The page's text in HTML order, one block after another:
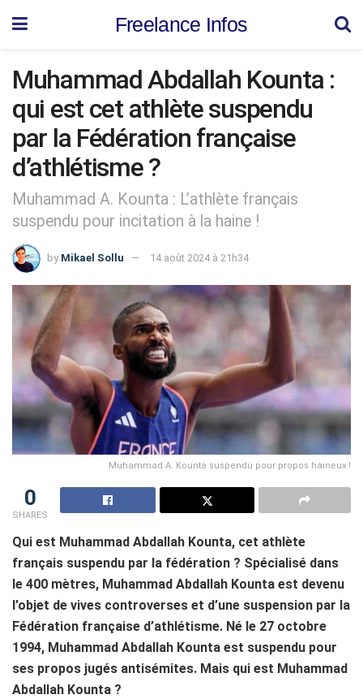
Freelance Infos
Muhammad Abdallah Kounta :
qui est cet athlète suspendu
par la Fédération française
d’athlétisme ?
Muhammad A. Kounta : L’athlète français
suspendu pour incitation à la haine !
by Mikael Sollu 14 août 2024 à 21h34
Muhammad A. Kounta suspendu pour propos haineux !
0
SHARES
Qui est Muhammad Abdallah Kounta, cet athlète
français suspendu par la fédération ? Spécialisé dans
le 400 mètres, Muhammad Abdallah Kounta est devenu
l’objet de vives controverses et d’une suspension par la
Fédération française d’athlétisme. Né le 27 octobre
1994, Muhammad Abdallah Kounta est suspendu pour
ses propos jugés antisémites. Mais qui est Muhammad
Abdallah Kounta ?